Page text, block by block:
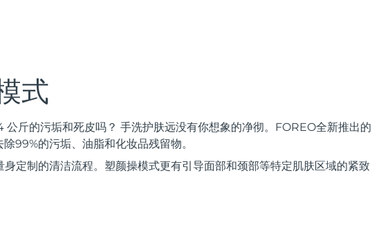
式
公斤的污垢和死皮吗？ 手洗护肤远没有你想象的净彻。FOREO全新推出的
99%的污垢、油脂和化妆品残留物。
定制的清洁流程。塑颜操模式更有引导面部和颈部等特定肌肤区域的紧致